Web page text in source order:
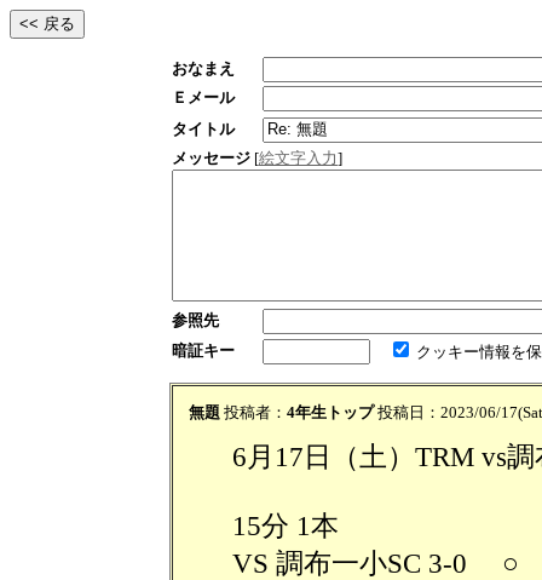
おなまえ
Ｅメール
タイトル
メッセージ [絵文字入力]
参照先
暗証キー
クッキー情報を
無題 投稿者： 4年生トップ投稿日：2023/06/
6月17日（土）TRM vs
15分 1本
VS 調布一小SC 3-0 ○